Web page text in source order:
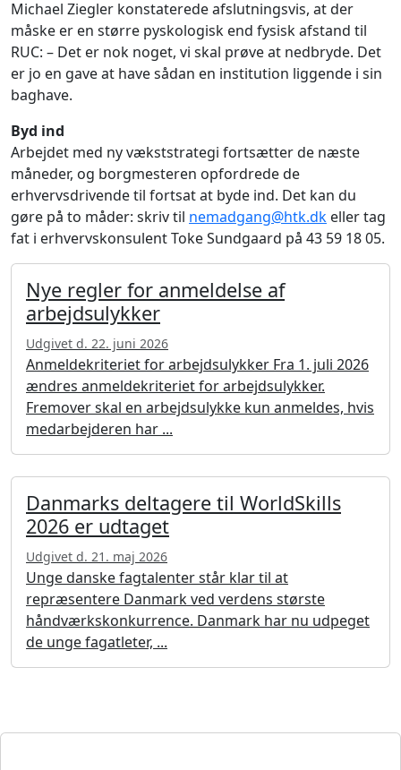
Michael Ziegler konstaterede afslutningsvis, at der
måske er en større pyskologisk end fysisk afstand til
RUC: – Det er nok noget, vi skal prøve at nedbryde. Det
er jo en gave at have sådan en institution liggende i sin
baghave.
Byd ind
Arbejdet med ny vækststrategi fortsætter de næste
måneder, og borgmesteren opfordrede de
erhvervsdrivende til fortsat at byde ind. Det kan du
gøre på to måder: skriv til nemadgang@htk.dk eller tag
fat i erhvervskonsulent Toke Sundgaard på 43 59 18 05.
Nye regler for anmeldelse af
arbejdsulykker
Udgivet d. 22. juni 2026
Anmeldekriteriet for arbejdsulykker Fra 1. juli 2026
ændres anmeldekriteriet for arbejdsulykker.
Fremover skal en arbejdsulykke kun anmeldes, hvis
medarbejderen har ...
Danmarks deltagere til WorldSkills
2026 er udtaget
Udgivet d. 21. maj 2026
Unge danske fagtalenter står klar til at
repræsentere Danmark ved verdens største
håndværkskonkurrence. Danmark har nu udpeget
de unge fagatleter, ...